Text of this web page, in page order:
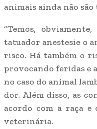
animais ainda não
“Temos,
tatuador anestesie o
risco. Há também o
provocando feridas e
no caso do animal
dor. Além disso, as
acordo com a raça e
veterinária.